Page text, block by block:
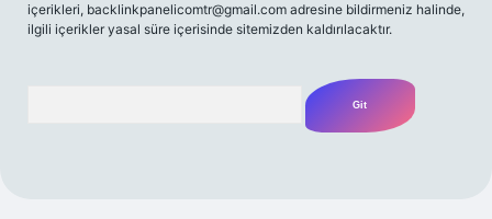
içerikleri, backlinkpanelicomtr@gmail.com adresine bildirmeniz halinde,
ilgili içerikler yasal süre içerisinde sitemizden kaldırılacaktır.